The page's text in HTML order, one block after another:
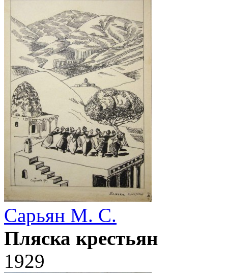
Сарьян М. С.
Пляска крестьян
1929